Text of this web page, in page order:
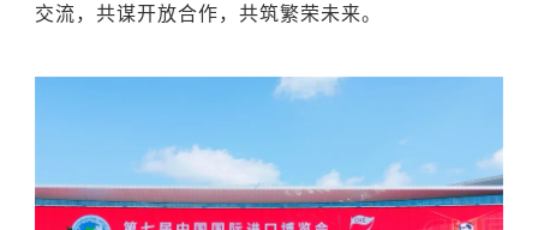
交流，共谋开放合作，共筑繁荣未来。